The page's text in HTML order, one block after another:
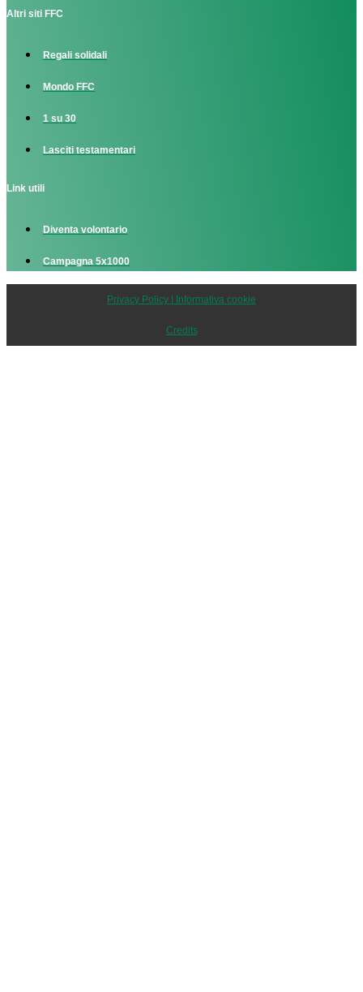
Altri siti FFC
Regali solidali
Mondo FFC
1 su 30
Lasciti testamentari
Link utili
Diventa volontario
Campagna 5x1000
Privacy Policy | Informativa cookie
Credits